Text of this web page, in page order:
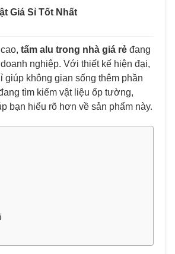
Giá Sỉ Tốt Nhất
tấm alu trong nhà giá rẻ đang
nghiệp. Với thiết kế hiện đại,
giúp không gian sống thêm phần
tìm kiếm vật liệu ốp tường,
bạn hiểu rõ hơn về sản phẩm này.